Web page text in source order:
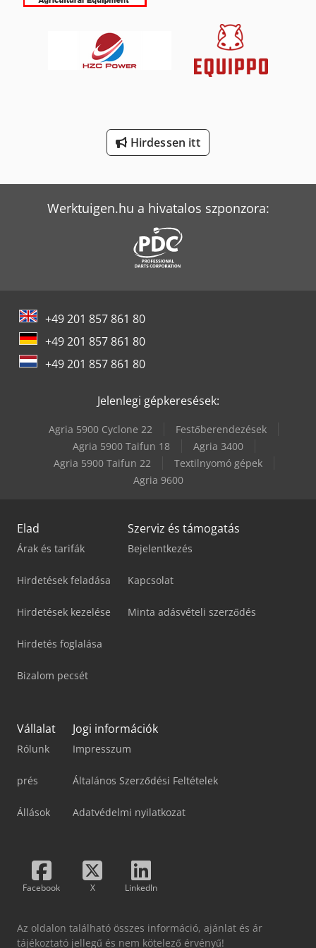
Mercedes-Benz Vario
Sennebogen 818 E
Vw T 5
Hirdessen itt
Werktuigen.hu a hivatalos szponzora:
+49 201 857 861 80
+49 201 857 861 80
+49 201 857 861 80
Jelenlegi gépkeresések:
Agria 5900 Cyclone 22
Festőberendezések
Agria 5900 Taifun 18
Agria 3400
Agria 5900 Taifun 22
Textilnyomó gépek
Agria 9600
Elad
Árak és tarifák
Hirdetések feladása
Hirdetések kezelése
Hirdetés foglalása
Bizalom pecsét
Szerviz és támogatás
Bejelentkezés
Kapcsolat
Minta adásvételi szerződés
Vállalat
Rólunk
prés
Állások
Jogi információk
Impresszum
Általános Szerződési Feltételek
Adatvédelmi nyilatkozat
Facebook X LinkedIn
Az oldalon található összes információ, ajánlat és ár
tájékoztató jellegű és nem kötelező érvényű!